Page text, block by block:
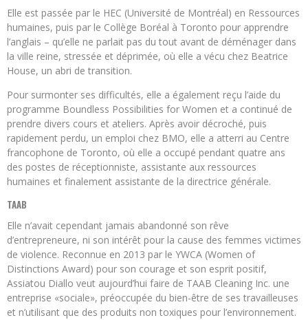
Elle est passée par le HEC (Université de Montréal) en Ressources
humaines, puis par le Collège Boréal à Toronto pour apprendre
l’anglais – qu’elle ne parlait pas du tout avant de déménager dans
la ville reine, stressée et déprimée, où elle a vécu chez Beatrice
House, un abri de transition.
Pour surmonter ses difficultés, elle a également reçu l’aide du
programme Boundless Possibilities for Women et a continué de
prendre divers cours et ateliers. Après avoir décroché, puis
rapidement perdu, un emploi chez BMO, elle a atterri au Centre
francophone de Toronto, où elle a occupé pendant quatre ans
des postes de réceptionniste, assistante aux ressources
humaines et finalement assistante de la directrice générale.
TAAB
Elle n’avait cependant jamais abandonné son rêve
d’entrepreneure, ni son intérêt pour la cause des femmes victimes
de violence. Reconnue en 2013 par le YWCA (Women of
Distinctions Award) pour son courage et son esprit positif,
Assiatou Diallo veut aujourd’hui faire de TAAB Cleaning Inc. une
entreprise «sociale», préoccupée du bien-être de ses travailleuses
et n’utilisant que des produits non toxiques pour l’environnement.